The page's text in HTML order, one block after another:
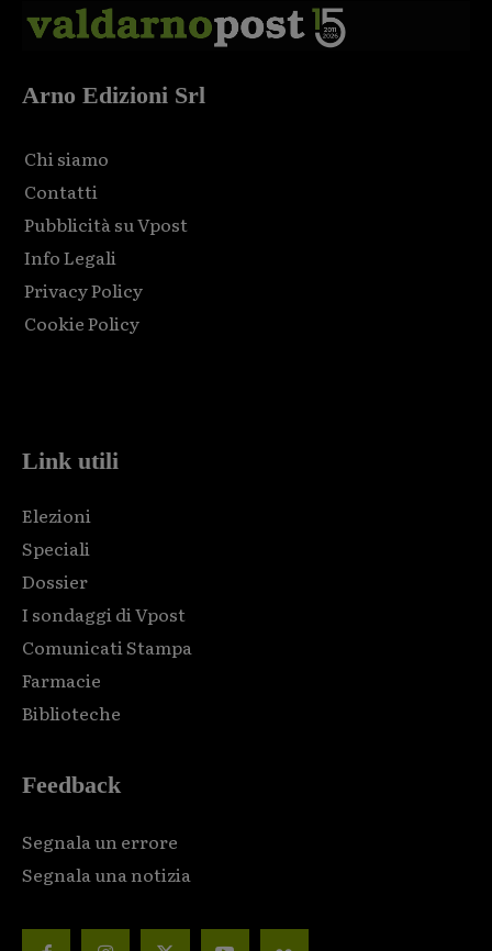
Arno Edizioni Srl
Chi siamo
Contatti
Pubblicità su Vpost
Info Legali
Privacy Policy
Cookie Policy
Link utili
Elezioni
Speciali
Dossier
I sondaggi di Vpost
Comunicati Stampa
Farmacie
Biblioteche
Feedback
Segnala un errore
Segnala una notizia